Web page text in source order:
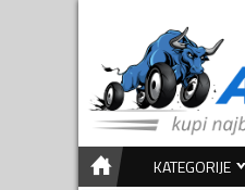
KATEGORIJE